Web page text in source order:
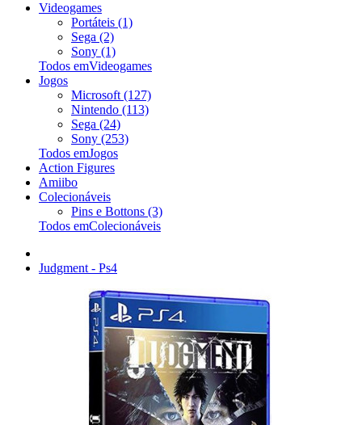
Videogames
Portáteis (1)
Sega (2)
Sony (1)
Todos emVideogames
Jogos
Microsoft (127)
Nintendo (113)
Sega (24)
Sony (253)
Todos emJogos
Action Figures
Amiibo
Colecionáveis
Pins e Bottons (3)
Todos emColecionáveis
Judgment - Ps4